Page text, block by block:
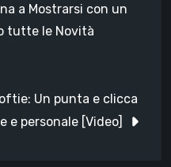
a Mostrarsi con un
tutte le Novità
Un punta e clicca
e personale [Video]